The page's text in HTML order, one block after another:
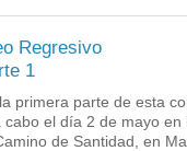
Regresivo
1
primera parte de esta
cabo el día 2 de mayo en
de Santidad, en